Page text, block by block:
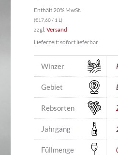
Enthält 20% MwSt.
(€17,60/ 1 L)
zzgl. Versand
Lieferzeit: sofort lieferbar
Winzer
Gebiet
Rebsorten
Jahrgang
Füllmenge